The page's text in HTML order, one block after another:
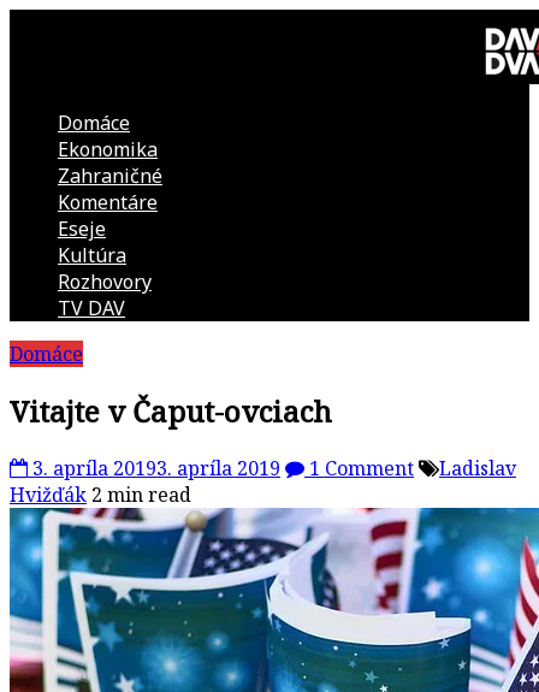
DAV
DVA
kultúrno-
politická
revue
Domáce
Ekonomika
Zahraničné
Komentáre
Eseje
Kultúra
Rozhovory
TV DAV
Domáce
Vitajte v Čaput-ovciach
3. apríla 20193. apríla 2019 1 Comment
Ladislav
Hvižďák 2 min read